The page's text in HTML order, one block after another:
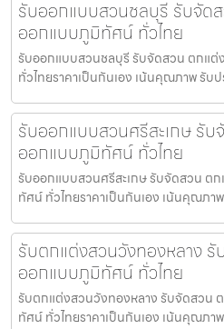
รับออกแบบสวนชลบุรี รับจัด
ออกแบบภูมิทัศน์ ทั่วไทย
รับออกแบบสวนชลบุรี รับจัดสวน ตกแ
ทั่วไทยราคาเป็นกันเอง เน้นคุณภาพ รับ
รับออกแบบสวนศรีสะเกษ รั
ออกแบบภูมิทัศน์ ทั่วไทย
รับออกแบบสวนศรีสะเกษ รับจัดสวน ต
ทัศน์ ทั่วไทยราคาเป็นกันเอง เน้นคุณภา
รับตกแต่งสวนวังทองหลาง
ออกแบบภูมิทัศน์ ทั่วไทย
รับตกแต่งสวนวังทองหลาง รับจัดสวน
ทัศน์ ทั่วไทยราคาเป็นกันเอง เน้นคุณภา